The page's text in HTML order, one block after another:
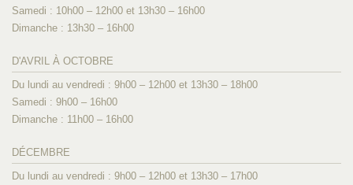
Samedi : 10h00 – 12h00 et 13h30 – 16h00
Dimanche : 13h30 – 16h00
D'AVRIL À OCTOBRE
Du lundi au vendredi : 9h00 – 12h00 et 13h30 – 18h00
Samedi : 9h00 – 16h00
Dimanche : 11h00 – 16h00
DÉCEMBRE
Du lundi au vendredi : 9h00 – 12h00 et 13h30 – 17h00